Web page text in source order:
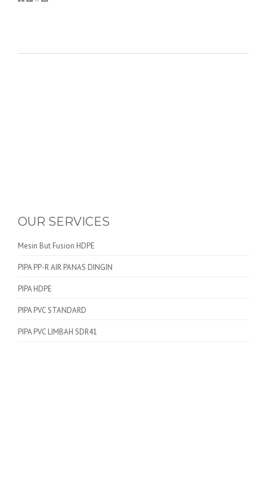
OUR SERVICES
Mesin But Fusion HDPE
PIPA PP-R AIR PANAS DINGIN
PIPA HDPE
PIPA PVC STANDARD
PIPA PVC LIMBAH SDR41